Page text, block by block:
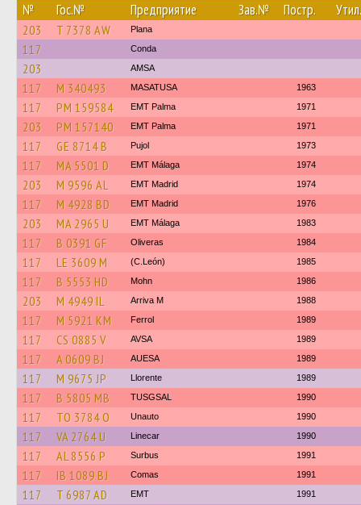
№ Гос.№ Предприятие Зав.№ Постр. Утил.
203 T 7378 AW Plana
117 Conda
203 AMSA
117 M 340493 MASATUSA 1963
117 PM 159584 EMT Palma 1971
203 PM 157140 EMT Palma 1971
117 GE 8714 B Pujol 1973
117 MA 5501 D EMT Málaga 1974
203 M 9596 AL EMT Madrid 1974
117 M 4928 BD EMT Madrid 1976
203 MA 2965 U EMT Málaga 1983
117 B 0391 GF Oliveras 1984
117 LE 3609 M (C.León) 1985
117 B 5553 HD Mohn 1986
203 M 4949 IL Arriva M 1988
117 M 5921 KM Ferrol 1989
117 CS 0885 V AVSA 1989
117 A 0609 BJ AUESA 1989
117 M 9675 JP Llorente 1989
117 B 5805 MB TUSGSAL 1990
117 TO 3784 O Unauto 1990
117 VA 2764 U Linecar 1990
117 AL 8556 P Surbus 1991
117 IB 1089 BJ Comas 1991
117 T 6987 AD EMT 1991